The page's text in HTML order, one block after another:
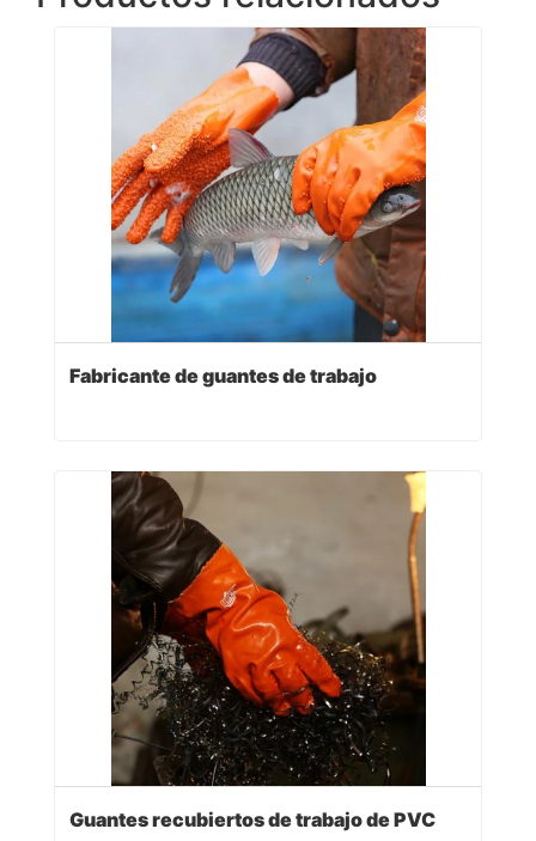
Fabricante de guantes de trabajo
Guantes recubiertos de trabajo de PVC